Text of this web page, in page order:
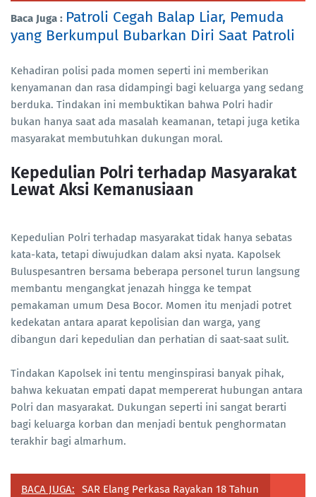
Baca Juga : Patroli Cegah Balap Liar, Pemuda
yang Berkumpul Bubarkan Diri Saat Patroli
Kehadiran polisi pada momen seperti ini memberikan
kenyamanan dan rasa didampingi bagi keluarga yang sedang
berduka. Tindakan ini membuktikan bahwa Polri hadir
bukan hanya saat ada masalah keamanan, tetapi juga ketika
masyarakat membutuhkan dukungan moral.
Kepedulian Polri terhadap Masyarakat
Lewat Aksi Kemanusiaan
Kepedulian Polri terhadap masyarakat tidak hanya sebatas
kata-kata, tetapi diwujudkan dalam aksi nyata. Kapolsek
Buluspesantren bersama beberapa personel turun langsung
membantu mengangkat jenazah hingga ke tempat
pemakaman umum Desa Bocor. Momen itu menjadi potret
kedekatan antara aparat kepolisian dan warga, yang
dibangun dari kepedulian dan perhatian di saat-saat sulit.
Tindakan Kapolsek ini tentu menginspirasi banyak pihak,
bahwa kekuatan empati dapat mempererat hubungan antara
Polri dan masyarakat. Dukungan seperti ini sangat berarti
bagi keluarga korban dan menjadi bentuk penghormatan
terakhir bagi almarhum.
BACA JUGA:
SAR Elang Perkasa Rayakan 18 Tahun